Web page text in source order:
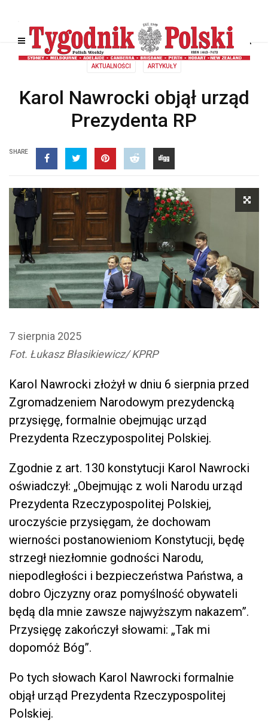
AKTUALNOŚCI ARTYKUŁY
Karol Nawrocki objął urząd
Prezydenta RP
SHARE
7 sierpnia 2025
Fot. Łukasz Błasikiewicz/ KPRP
Karol Nawrocki złożył w dniu 6 sierpnia przed
Zgromadzeniem Narodowym prezydencką
przysięgę, formalnie obejmując urząd
Prezydenta Rzeczypospolitej Polskiej.
Zgodnie z art. 130 konstytucji Karol Nawrocki
oświadczył: „Obejmując z woli Narodu urząd
Prezydenta Rzeczypospolitej Polskiej,
uroczyście przysięgam, że dochowam
wierności postanowieniom Konstytucji, będę
strzegł niezłomnie godności Narodu,
niepodległości i bezpieczeństwa Państwa, a
dobro Ojczyzny oraz pomyślność obywateli
będą dla mnie zawsze najwyższym nakazem”.
Przysięgę zakończył słowami: „Tak mi
dopomóż Bóg”.
Po tych słowach Karol Nawrocki formalnie
objął urząd Prezydenta Rzeczypospolitej
Polskiej.